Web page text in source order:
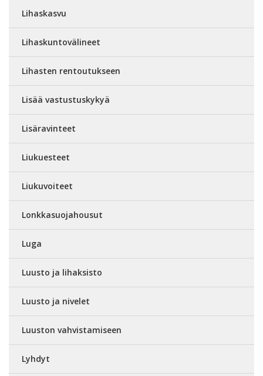
Lihaskasvu
Lihaskuntovälineet
Lihasten rentoutukseen
Lisää vastustuskykyä
Lisäravinteet
Liukuesteet
Liukuvoiteet
Lonkkasuojahousut
Luga
Luusto ja lihaksisto
Luusto ja nivelet
Luuston vahvistamiseen
Lyhdyt